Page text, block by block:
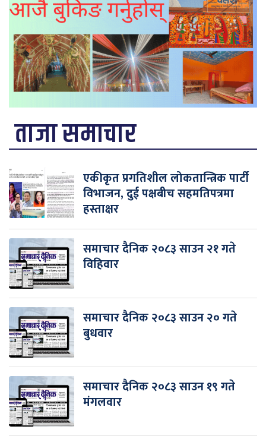
ताजा समाचार
एकीकृत प्रगतिशील लोकतान्त्रिक पार्टी
विभाजन, दुई पक्षबीच सहमतिपत्रमा
हस्ताक्षर
समाचार दैनिक २०८३ साउन २१ गते
विहिवार
समाचार दैनिक २०८३ साउन २० गते
बुधवार
समाचार दैनिक २०८३ साउन १९ गते
मंगलवार